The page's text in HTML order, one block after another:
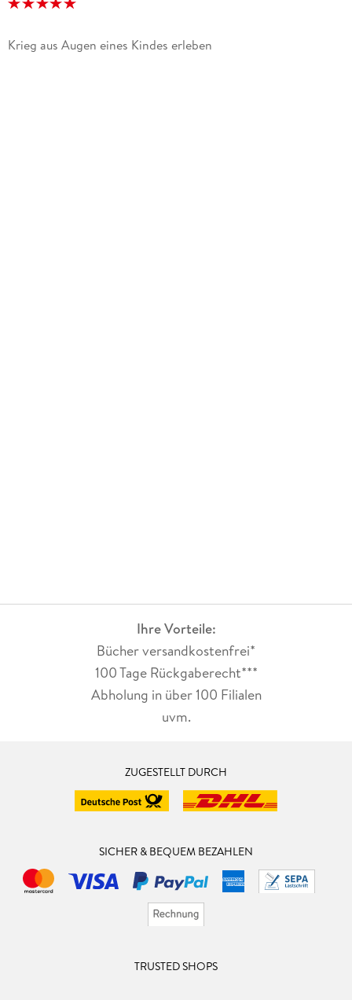
Krieg aus Augen eines Kindes erleben
Ihre Vorteile:
Bücher versandkostenfrei*
100 Tage Rückgaberecht***
Abholung in über 100 Filialen
uvm.
ZUGESTELLT DURCH
SICHER & BEQUEM BEZAHLEN
TRUSTED SHOPS